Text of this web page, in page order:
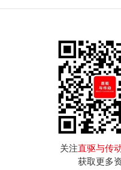
关注直驱与传
获取更多